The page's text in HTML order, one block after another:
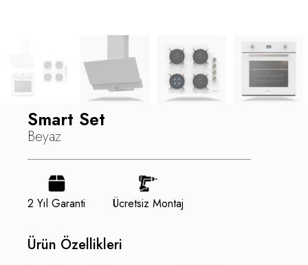
Smart Set
Beyaz
2 Yıl Garanti Ücretsiz Montaj
Ürün Özellikleri